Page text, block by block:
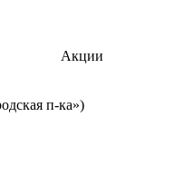
Акции
п-ка»)